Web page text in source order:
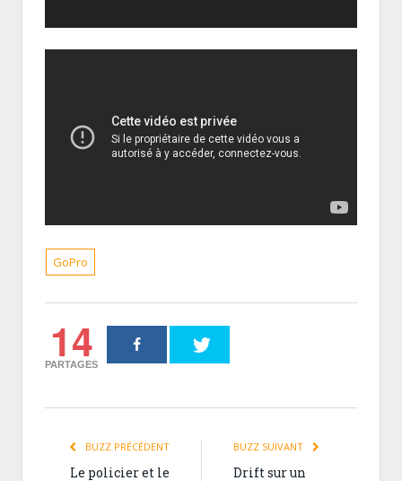
GoPro
14
PARTAGES
BUZZ PRÉCÉDENT
Le policier et le
BUZZ SUIVANT
Drift sur un